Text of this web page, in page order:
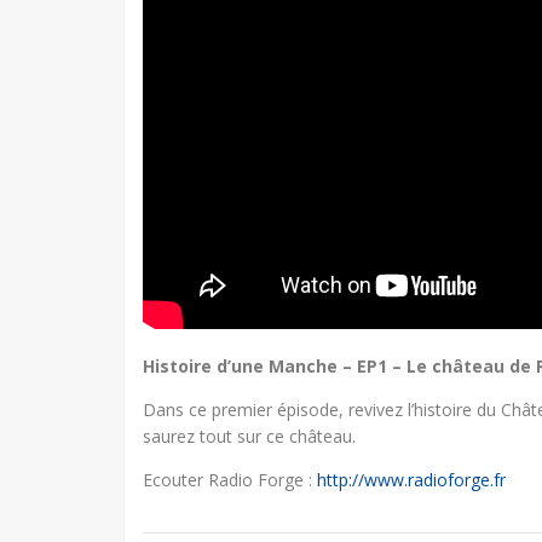
Histoire d’une Manche – EP1 – Le château
Dans ce premier épisode, revivez l’histoire du
saurez tout sur ce château.
Ecouter Radio Forge : http://www.radioforge.fr